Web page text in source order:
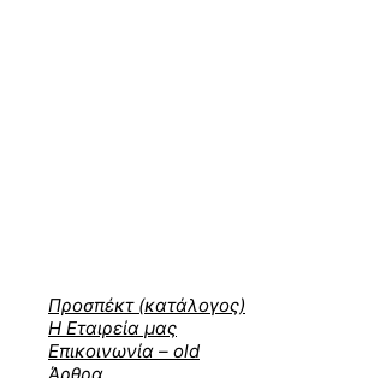
Προσπέκτ (κατάλογος)
Η Εταιρεία μας
Επικοινωνία – old